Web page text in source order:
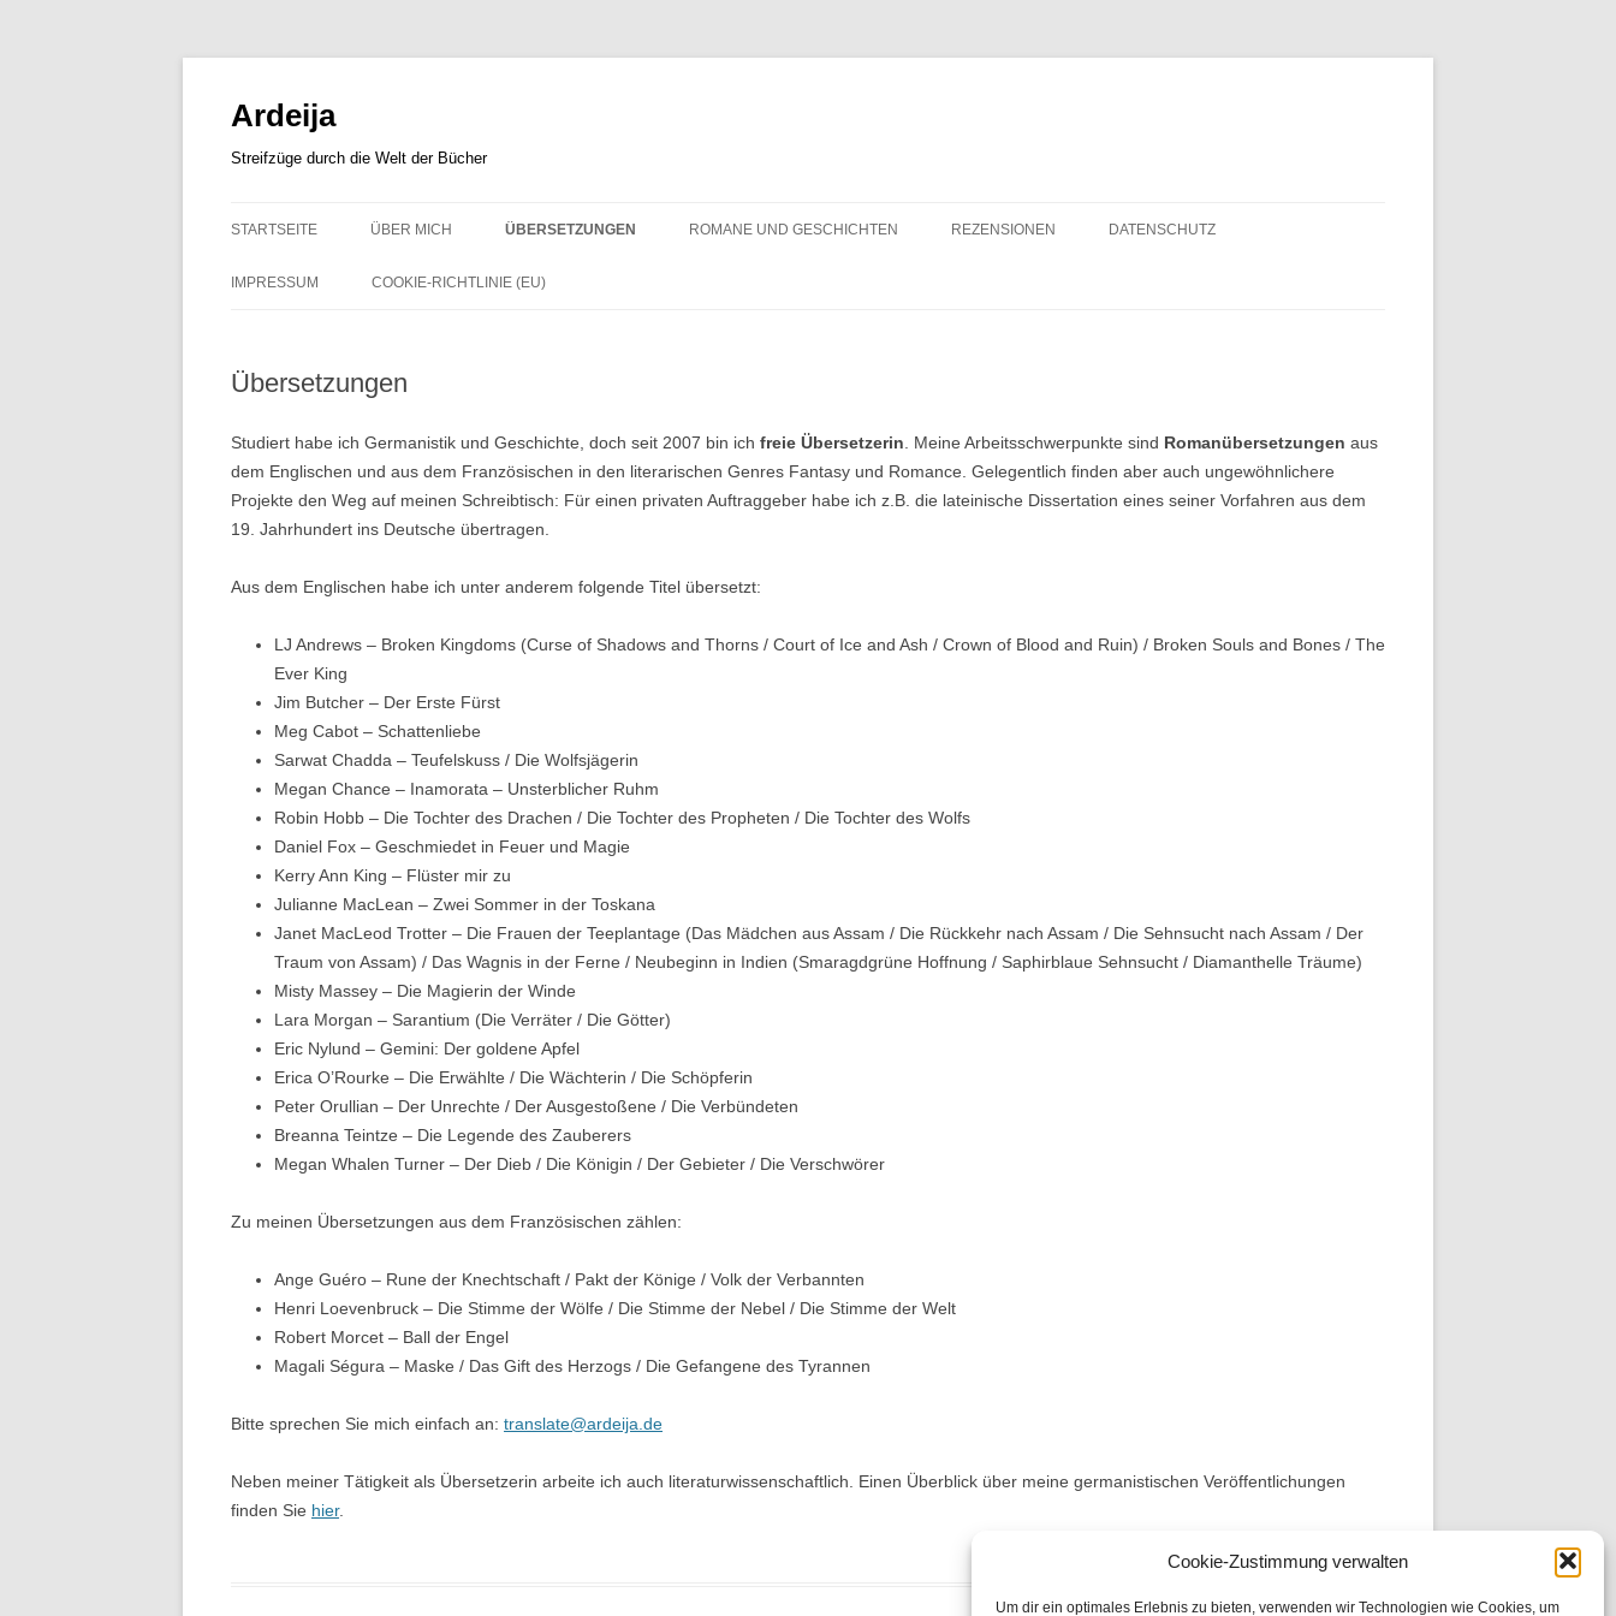
Cookie-Zustimmung verwalten
Um dir ein optimales Erlebnis zu bieten, verwenden wir Technologien wie Cookies, um
Ardeija
Streifzüge durch die Welt der Bücher
STARTSEITE ÜBER MICH ÜBERSETZUNGEN ROMANE UND GESCHICHTEN REZENSIONEN DATENSCHUTZ
IMPRESSUM COOKIE-RICHTLINIE (EU)
Übersetzungen
Studiert habe ich Germanistik und Geschichte, doch seit 2007 bin ich freie Übersetzerin . Meine Arbeitsschwerpunkte sind Romanübersetzungen aus
dem Englischen und aus dem Französischen in den literarischen Genres Fantasy und Romance. Gelegentlich finden aber auch ungewöhnlichere
Projekte den Weg auf meinen Schreibtisch: Für einen privaten Auftraggeber habe ich z.B. die lateinische Dissertation eines seiner Vorfahren aus dem
19. Jahrhundert ins Deutsche übertragen.
Aus dem Englischen habe ich unter anderem folgende Titel übersetzt:
LJ Andrews – Broken Kingdoms (Curse of Shadows and Thorns / Court of Ice and Ash / Crown of Blood and Ruin) / Broken Souls and Bones / The
Ever King
Jim Butcher – Der Erste Fürst
Meg Cabot – Schattenliebe
Sarwat Chadda – Teufelskuss / Die Wolfsjägerin
Megan Chance – Inamorata – Unsterblicher Ruhm
Robin Hobb – Die Tochter des Drachen / Die Tochter des Propheten / Die Tochter des Wolfs
Daniel Fox – Geschmiedet in Feuer und Magie
Kerry Ann King – Flüster mir zu
Julianne MacLean – Zwei Sommer in der Toskana
Janet MacLeod Trotter – Die Frauen der Teeplantage (Das Mädchen aus Assam / Die Rückkehr nach Assam / Die Sehnsucht nach Assam / Der
Traum von Assam) / Das Wagnis in der Ferne / Neubeginn in Indien (Smaragdgrüne Hoffnung / Saphirblaue Sehnsucht / Diamanthelle Träume)
Misty Massey – Die Magierin der Winde
Lara Morgan – Sarantium (Die Verräter / Die Götter)
Eric Nylund – Gemini: Der goldene Apfel
Erica O’Rourke – Die Erwählte / Die Wächterin / Die Schöpferin
Peter Orullian – Der Unrechte / Der Ausgestoßene / Die Verbündeten
Breanna Teintze – Die Legende des Zauberers
Megan Whalen Turner – Der Dieb / Die Königin / Der Gebieter / Die Verschwörer
Zu meinen Übersetzungen aus dem Französischen zählen:
Ange Guéro – Rune der Knechtschaft / Pakt der Könige / Volk der Verbannten
Henri Loevenbruck – Die Stimme der Wölfe / Die Stimme der Nebel / Die Stimme der Welt
Robert Morcet – Ball der Engel
Magali Ségura – Maske / Das Gift des Herzogs / Die Gefangene des Tyrannen
Bitte sprechen Sie mich einfach an: translate@ardeija.de
Neben meiner Tätigkeit als Übersetzerin arbeite ich auch literaturwissenschaftlich. Einen Überblick über meine germanistischen Veröffentlichungen
finden Sie hier.